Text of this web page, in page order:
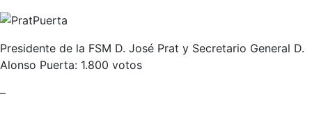
Presidente de la FSM D. José Prat y Secretario General D.
Alonso Puerta: 1.800 votos
–